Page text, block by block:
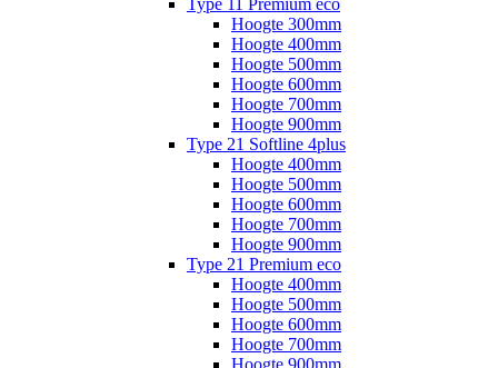
Type 11 Premium eco
Hoogte 300mm
Hoogte 400mm
Hoogte 500mm
Hoogte 600mm
Hoogte 700mm
Hoogte 900mm
Type 21 Softline 4plus
Hoogte 400mm
Hoogte 500mm
Hoogte 600mm
Hoogte 700mm
Hoogte 900mm
Type 21 Premium eco
Hoogte 400mm
Hoogte 500mm
Hoogte 600mm
Hoogte 700mm
Hoogte 900mm